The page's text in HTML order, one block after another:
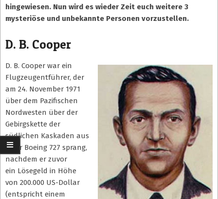
hingewiesen. Nun wird es wieder Zeit euch weitere 3
mysteriöse und unbekannte Personen vorzustellen.
D. B. Cooper
D. B. Cooper war ein
Flugzeugentführer, der
am 24. November 1971
über dem Pazifischen
Nordwesten über der
Gebirgskette der
südlichen Kaskaden aus
einer Boeing 727 sprang,
nachdem er zuvor
ein Lösegeld in Höhe
von 200.000 US-Dollar
(entspricht einem